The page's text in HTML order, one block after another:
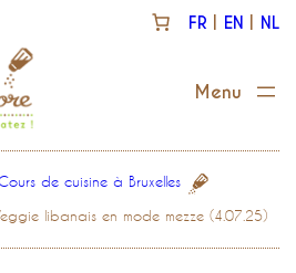
FR EN NL
de cuisine à Bruxelles
libanais en mode mezze (4.07.25)